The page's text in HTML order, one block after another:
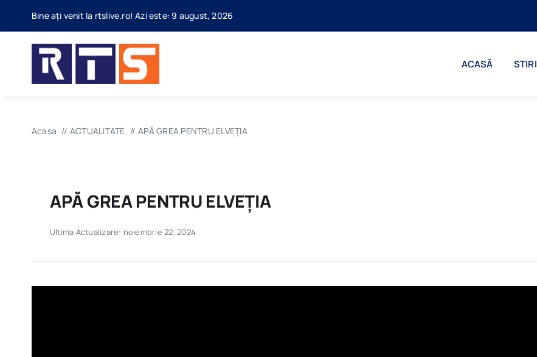
content
Bine ați venit la rtslive.ro! Azi este: 9 august, 2026
ACASĂ STIRI
Acasa ACTUALITATE APĂ GREA PENTRU ELVEȚIA
APĂ GREA PENTRU ELVEȚIA
Ultima Actualizare: noiembrie 22, 2024